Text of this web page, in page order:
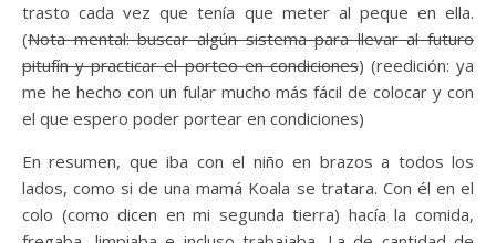
trasto cada vez que tenía que meter al peque en ella.
(Nota mental: buscar algún sistema para llevar al futuro
pitufín y practicar el porteo en condiciones) (reedición: ya
me he hecho con un fular mucho más fácil de colocar y con
el que espero poder portear en condiciones)
En resumen, que iba con el niño en brazos a todos los
lados, como si de una mamá Koala se tratara. Con él en el
colo (como dicen en mi segunda tierra) hacía la comida,